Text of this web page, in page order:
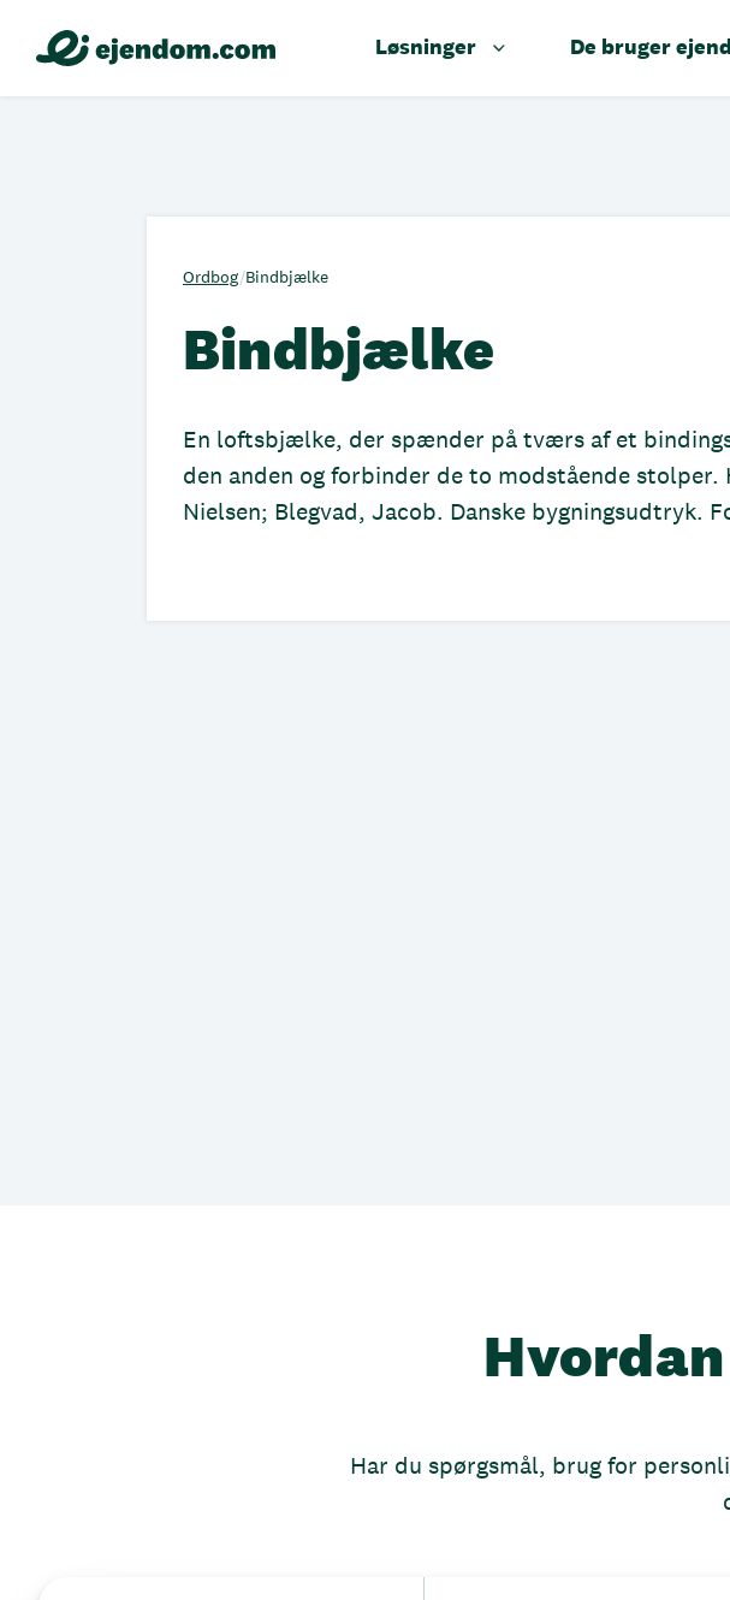
Løsninger De bruger
Ordbog/Bindbjælke
Bindbjælke
En loftsbjælke, der spænder på tværs af et
den anden og forbinder de to modstående stolper.
Nielsen; Blegvad, Jacob. Danske bygningsudtryk.
Har du spørgsmål, brug for